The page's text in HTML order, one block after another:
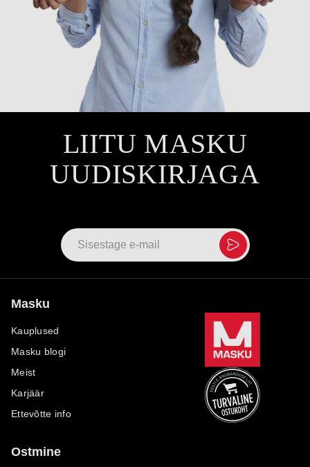
LIITU MASKU
UUDISKIRJAGA
Masku
Kauplused
Masku blogi
Meist
Karjäär
Ettevõtte info
Ostmine